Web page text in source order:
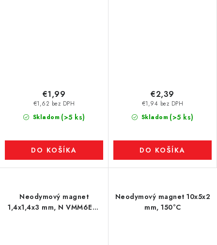
Skladom (>5 ks)
€1,62 bez DPH
€1,99
DO KOŠÍKA
Skladom (>5 ks)
€1,94 bez DPH
€2,39
DO KOŠÍKA
Neodymový magnet
1,4x1,4x3 mm, N VMM6EH-
Neodymový magnet 10x5x2
mm, 150°C